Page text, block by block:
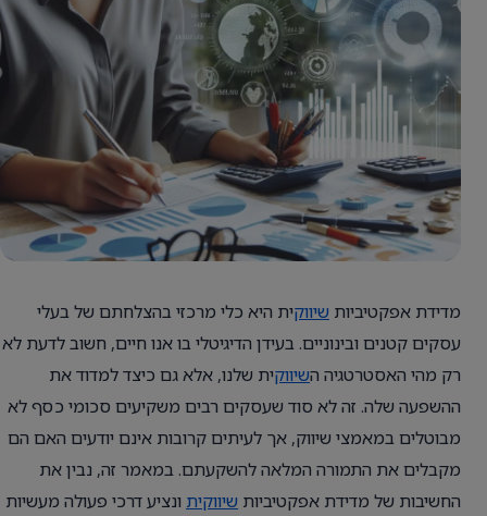
מדידת אפקטיביות שיווקית היא כלי מרכזי בהצלחתם של בעלי
עסקים קטנים ובינוניים. בעידן הדיגיטלי בו אנו חיים, חשוב לדעת לא
רק מהי האסטרטגיה השיווקית שלנו, אלא גם כיצד למדוד את
ההשפעה שלה. זה לא סוד שעסקים רבים משקיעים סכומי כסף לא
מבוטלים במאמצי שיווק, אך לעיתים קרובות אינם יודעים האם הם
מקבלים את התמורה המלאה להשקעתם. במאמר זה, נבין את
החשיבות של מדידת אפקטיביות שיווקית ונציע דרכי פעולה מעשיות